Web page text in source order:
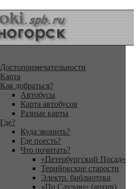
Достопримечательности
Карта
Как добраться?
Автобусы
Карта автобусов
Разные карты
Где?
Куда звонить?
Где поесть?
Что почитать?
«Петербургский Посад»
Терийокские старости
Электр. библиотека
«По Случаю» (архив)